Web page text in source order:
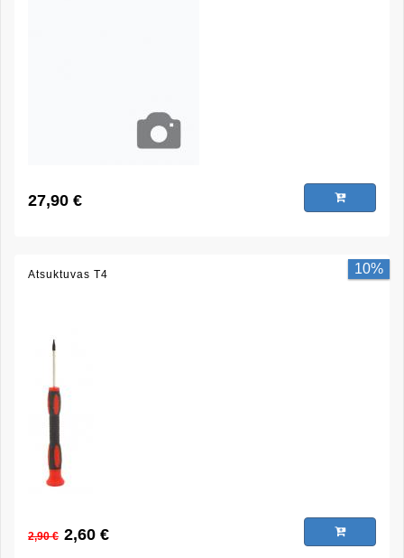
27,90 €
10%
Atsuktuvas T4
2,90 € 2,60 €